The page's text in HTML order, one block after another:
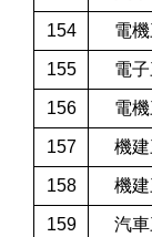
154 電
155 電
156 電
157 機建
158 機建
159 汽